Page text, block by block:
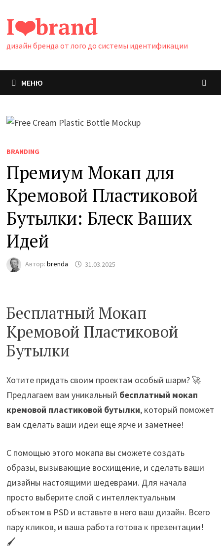
содержимому
I❤️brand
дизайн бренда от лого до системы идентификации
МЕНЮ
BRANDING
Премиум Мокап для
Кремовой Пластиковой
Бутылки: Блеск Ваших
Идей
Автор:brenda 31.03.2025
Бесплатный Мокап
Кремовой Пластиковой
Бутылки
Хотите придать своим проектам особый шарм? 🚀
Предлагаем вам уникальный бесплатный мокап
кремовой пластиковой бутылки, который поможет
вам сделать ваши идеи еще ярче и заметнее!
С помощью этого мокапа вы сможете создать
образы, вызывающие восхищение, и сделать ваши
дизайны настоящими шедеврами. Для начала
просто выберите слой с интеллектуальным
объектом в PSD и вставьте в него ваш дизайн. Всего
пару кликов, и ваша работа готова к презентации!
🖌️